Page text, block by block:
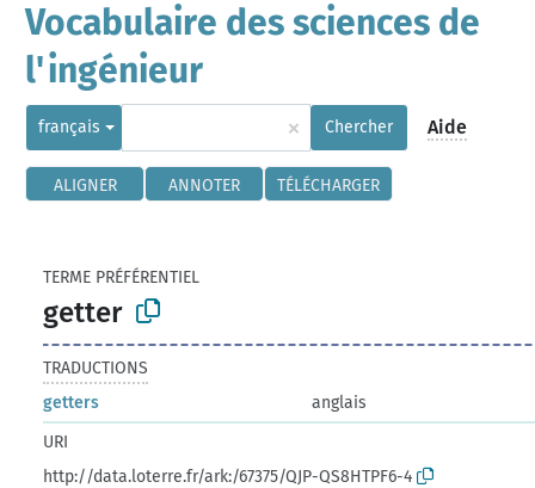
Vocabulaire des sciences de
l'ingénieur
français × Chercher Aide
ALIGNER ANNOTER TÉLÉCHARGER
TERME PRÉFÉRENTIEL
getter
TRADUCTIONS
getters
anglais
URI
http://data.loterre.fr/ark:/67375/QJP-QS8HTPF6-4